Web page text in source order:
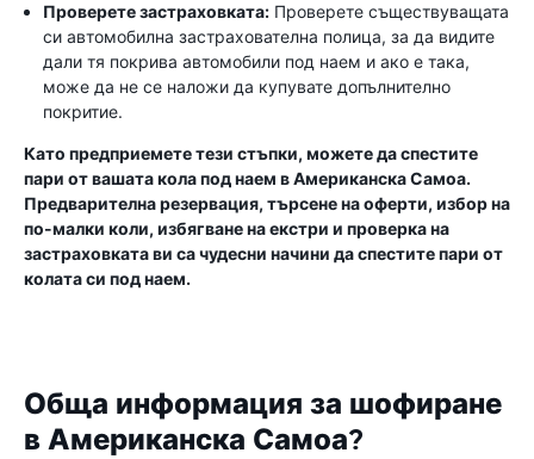
Проверете застраховката: Проверете съществуващата
си автомобилна застрахователна полица, за да видите
дали тя покрива автомобили под наем и ако е така,
може да не се наложи да купувате допълнително
покритие.
Като предприемете тези стъпки, можете да спестите
пари от вашата кола под наем в Американска Самоа.
Предварителна резервация, търсене на оферти, избор на
по-малки коли, избягване на екстри и проверка на
застраховката ви са чудесни начини да спестите пари от
колата си под наем.
Обща информация за шофиране
в Американска Самоа?